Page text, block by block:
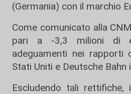
(Germania) con il marchio
Come comunicato alla
pari a -3,3 milioni di
adeguamenti nei rapporti
Stati Uniti e Deutsche Bahn
Escludendo tali rettifiche,